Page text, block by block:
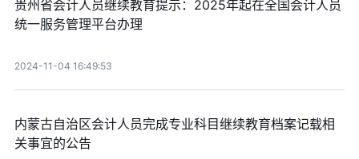
贵州省会计人员继续教育提示：2025年起在全国会计人员
统一服务管理平台办理
2024-11-04 16:49:53
内蒙古自治区会计人员完成专业科目继续教育档案记载相
关事宜的公告